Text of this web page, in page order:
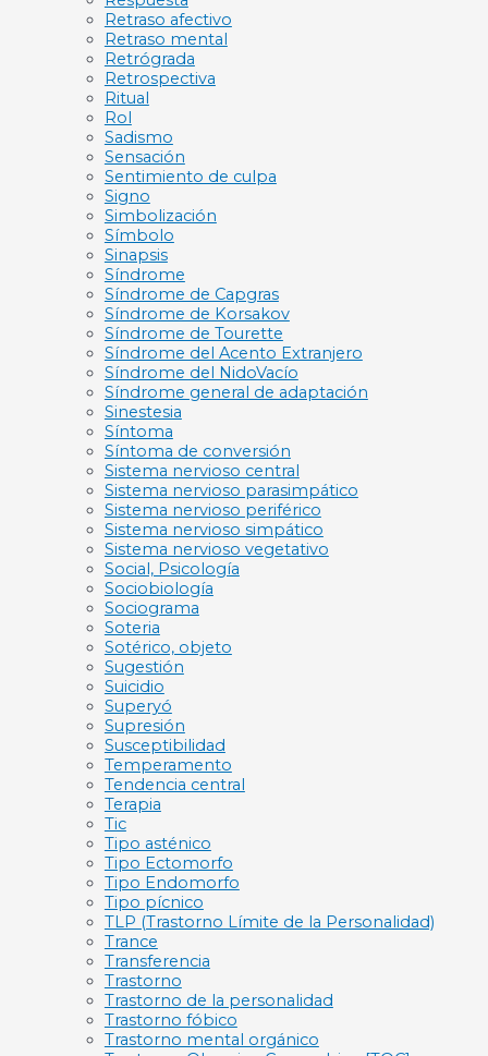
Retraso afectivo
Retraso mental
Retrógrada
Retrospectiva
Ritual
Rol
Sadismo
Sensación
Sentimiento de culpa
Signo
Simbolización
Símbolo
Sinapsis
Síndrome
Síndrome de Capgras
Síndrome de Korsakov
Síndrome de Tourette
Síndrome del Acento Extranjero
Síndrome del NidoVacío
Síndrome general de adaptación
Sinestesia
Síntoma
Síntoma de conversión
Sistema nervioso central
Sistema nervioso parasimpático
Sistema nervioso periférico
Sistema nervioso simpático
Sistema nervioso vegetativo
Social, Psicología
Sociobiología
Sociograma
Soteria
Sotérico, objeto
Sugestión
Suicidio
Superyó
Supresión
Susceptibilidad
Temperamento
Tendencia central
Terapia
Tic
Tipo asténico
Tipo Ectomorfo
Tipo Endomorfo
Tipo pícnico
TLP (Trastorno Límite de la Personalidad)
Trance
Transferencia
Trastorno
Trastorno de la personalidad
Trastorno fóbico
Trastorno mental orgánico